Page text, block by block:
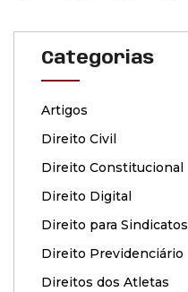
Categorias
Artigos
Direito Civil
Direito Constitucional
Direito Digital
Direito para Sindicatos
Direito Previdenciário
Direitos dos Atletas